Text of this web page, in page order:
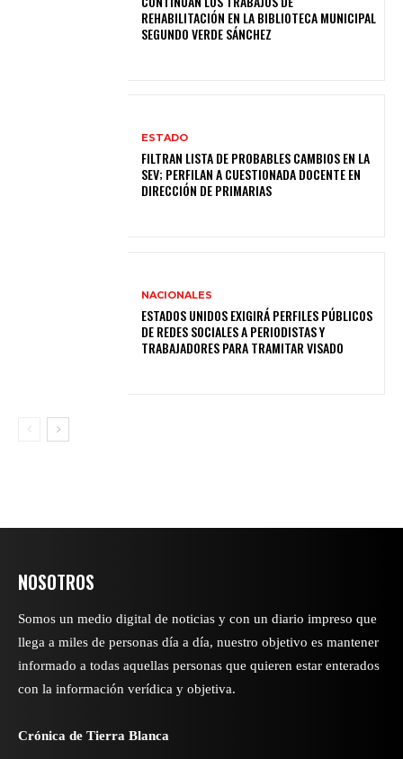
REHABILITACIÓN EN LA BIBLIOTECA MUNICIPAL
SEGUNDO VERDE SÁNCHEZ
ESTADO
FILTRAN LISTA DE PROBABLES CAMBIOS EN LA
SEV; PERFILAN A CUESTIONADA DOCENTE EN
DIRECCIÓN DE PRIMARIAS
NACIONALES
ESTADOS UNIDOS EXIGIRÁ PERFILES PÚBLICOS
DE REDES SOCIALES A PERIODISTAS Y
TRABAJADORES PARA TRAMITAR VISADO
NOSOTROS
Somos un medio digital de noticias y con un diario impreso que
llega a miles de personas día a día, nuestro objetivo es mantener
informado a todas aquellas personas que quieren estar enterados
con la información verídica y objetiva.
Crónica de Tierra Blanca